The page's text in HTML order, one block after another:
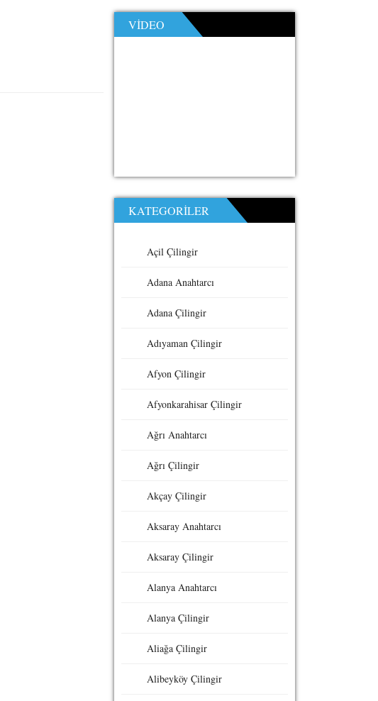
VIDEO
KATEGORILER
Açil Çilingir
Adana Anahtarcı
Adana Çilingir
Adıyaman Çilingir
Afyon Çilingir
Afyonkarahisar Çilingir
Ağrı Anahtarcı
Ağrı Çilingir
Akçay Çilingir
Aksaray Anahtarcı
Aksaray Çilingir
Alanya Anahtarcı
Alanya Çilingir
Aliağa Çilingir
Alibeyköy Çilingir